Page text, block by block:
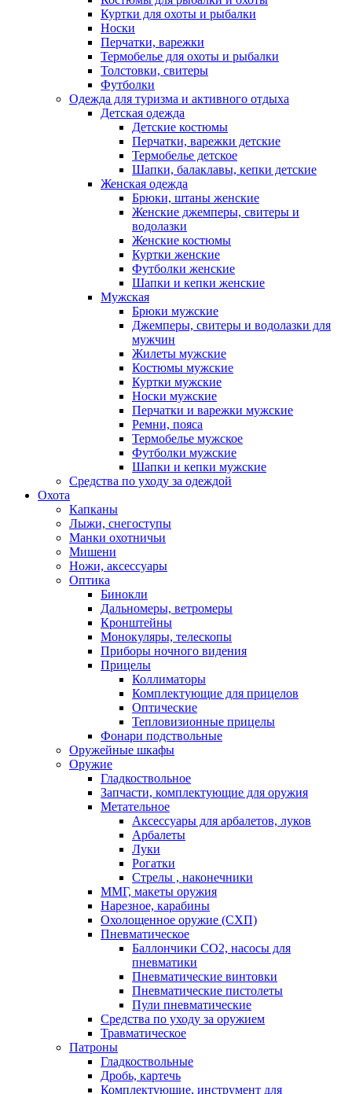
Куртки для охоты и рыбалки
Носки
Перчатки, варежки
Термобелье для охоты и рыбалки
Толстовки, свитеры
Футболки
Одежда для туризма и активного отдыха
Детская одежда
Детские костюмы
Перчатки, варежки детские
Термобелье детское
Шапки, балаклавы, кепки детские
Женская одежда
Брюки, штаны женские
Женские джемперы, свитеры и
водолазки
Женские костюмы
Куртки женские
Футболки женские
Шапки и кепки женские
Мужская
Брюки мужские
Джемперы, свитеры и водолазки для
мужчин
Жилеты мужские
Костюмы мужские
Куртки мужские
Носки мужские
Перчатки и варежки мужские
Ремни, пояса
Термобелье мужское
Футболки мужские
Шапки и кепки мужские
Средства по уходу за одеждой
Охота
Капканы
Лыжи, снегоступы
Манки охотничьи
Мишени
Ножи, аксессуары
Оптика
Бинокли
Дальномеры, ветромеры
Кронштейны
Монокуляры, телескопы
Приборы ночного видения
Прицелы
Коллиматоры
Комплектующие для прицелов
Оптические
Тепловизионные прицелы
Фонари подствольные
Оружейные шкафы
Оружие
Гладкоствольное
Запчасти, комплектующие для оружия
Метательное
Аксессуары для арбалетов, луков
Арбалеты
Луки
Рогатки
Стрелы , наконечники
ММГ, макеты оружия
Нарезное, карабины
Охолощенное оружие (СХП)
Пневматическое
Баллончики СО2, насосы для
пневматики
Пневматические винтовки
Пневматические пистолеты
Пули пневматические
Средства по уходу за оружием
Травматическое
Патроны
Гладкоствольные
Дробь, картечь
Комплектующие, инструмент для